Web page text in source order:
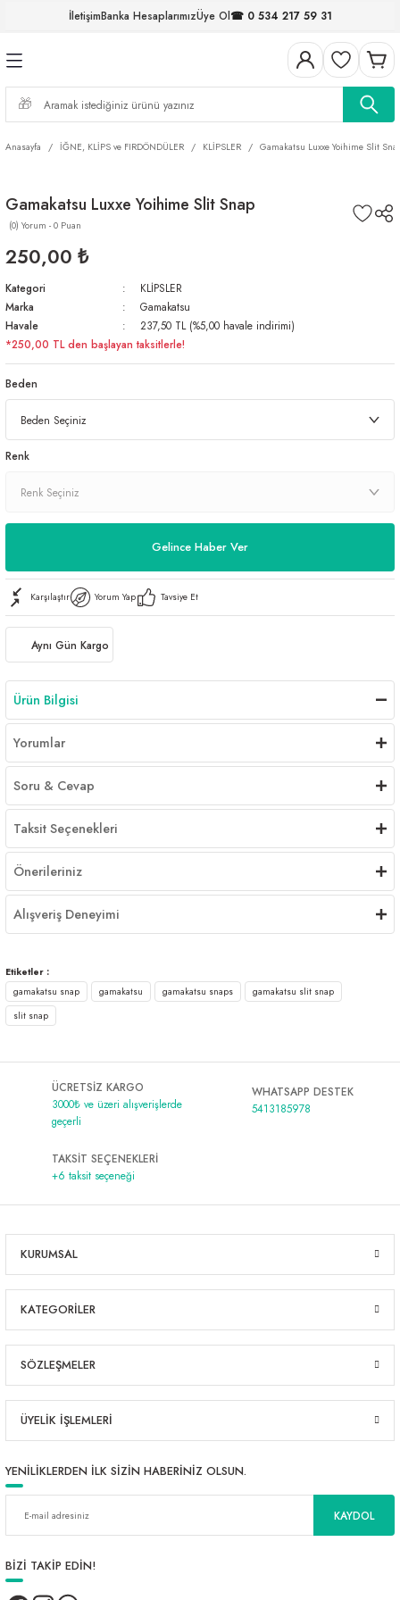
İletişimBanka HesaplarımızÜye Ol☎ 0 534 217 59 31
Geri Dön
Geri Dön
Geri Dön
Geri Dön
FIRDÖNDÜLER
Geri Dön
Geri Dön
Geri Dön
Geri Dön
Anasayfa İĞNE, KLİPS ve FIRDÖNDÜLER KLİPSLER Gamakatsu Luxxe Yoihime Slit
Gamakatsu Luxxe Yoihime Slit Snap
(0) Yorum - 0 Puan
250,00 ₺
Kategori
KLİPSLER
Marka
Gamakatsu
Havale
237,50 TL (%5,00 havale indirimi)
*250,00 TL den başlayan taksitlerle!
Beden
Renk
Gelince Haber Ver
Karşılaştır Yorum Yap Tavsiye Et
Aynı Gün Kargo
Ürün Bilgisi
Yorumlar
Soru & Cevap
Taksit Seçenekleri
Önerileriniz
Alışveriş Deneyimi
Etiketler :
gamakatsu snap
gamakatsu gamakatsu snaps
gamakatsu slit snap
slit snap
ÜCRETSİZ KARGO
3000₺ ve üzeri alışverişlerde
geçerli
WHATSAPP DESTEK
5413185978
TAKSİT SEÇENEKLERİ
+6 taksit seçeneği
KURUMSAL
KATEGORİLER
SÖZLEŞMELER
ÜYELİK İŞLEMLERİ
YENİLİKLERDEN İLK SİZİN HABERİNİZ OLSUN.
KAYDOL
BİZİ TAKİP EDİN!